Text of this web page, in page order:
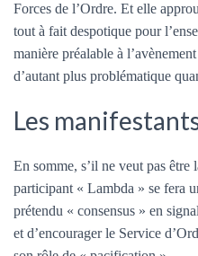
Forces de l’Ordre. Et elle
tout à fait despotique pour
manière préalable à
d’autant plus problématique
Les
En somme, s’il ne veut pas
participant « Lambda » se fera
prétendu « consensus » en
et d’encourager le Service